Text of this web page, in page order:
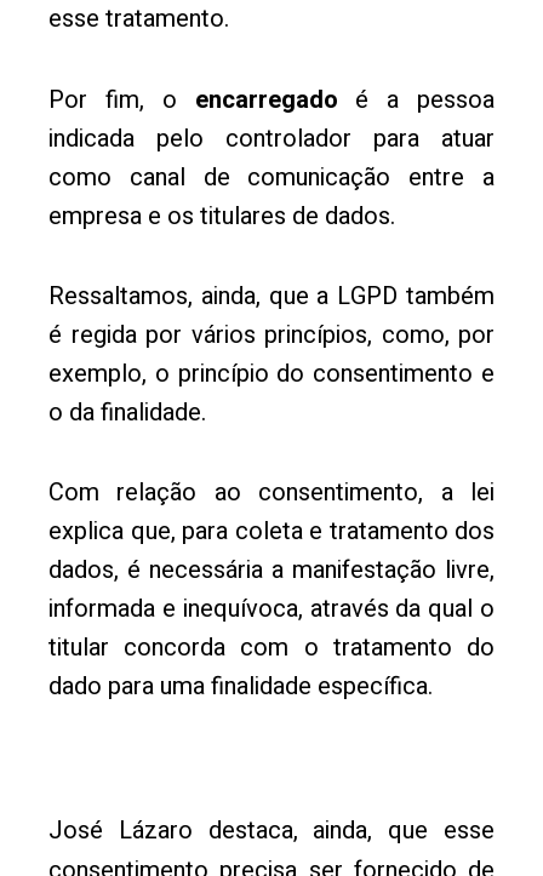
esse tratamento.
Por fim, o encarregado é a pessoa
indicada pelo controlador para atuar
como canal de comunicação entre a
empresa e os titulares de dados.
Ressaltamos, ainda, que a LGPD também
é regida por vários princípios, como, por
exemplo, o princípio do consentimento e
o da finalidade.
Com relação ao consentimento, a lei
explica que, para coleta e tratamento dos
dados, é necessária a manifestação livre,
informada e inequívoca, através da qual o
titular concorda com o tratamento do
dado para uma finalidade específica.
José Lázaro destaca, ainda, que esse